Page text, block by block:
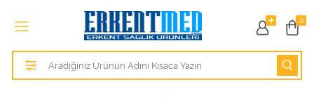
0
Tüm Kategoriler
Alezler